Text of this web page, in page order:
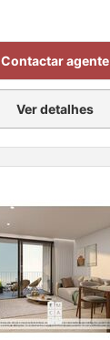
Contactar agente
Ver detalhes